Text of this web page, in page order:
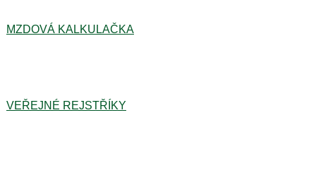
MZDOVÁ KALKULAČKA
VEŘEJNÉ REJSTŘÍKY